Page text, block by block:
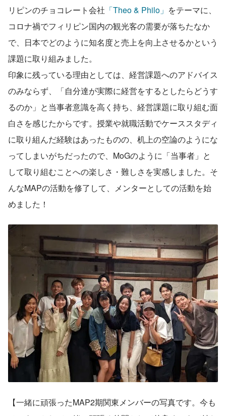
リピンのチョコレート会社 「Theo & Philo」 をテーマに、
コロナ禍でフィリピン国内の観光客の需要が落ちたなか
で、日本でどのように知名度と売上を向上させるかという
課題に取り組みました。
印象に残っている理由としては、経営課題へのアドバイス
のみならず、「自分達が実際に経営をするとしたらどうす
るのか」と当事者意識を高く持ち、経営課題に取り組む面
白さを感じたからです。授業や就職活動でケーススタディ
に取り組んだ経験はあったものの、机上の空論のようにな
ってしまいがちだったので、MoGのように「当事者」と
して取り組むことへの楽しさ・難しさを実感しました。そ
んなMAPの活動を修了して、メンターとしての活動を始
めました！
【一緒に頑張ったMAP2期関東メンバーの写真です。今も